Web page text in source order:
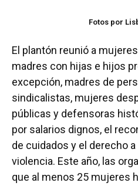
Fotos por
El plantón reunió a
madres con hijas e hijos
excepción, madres de
sindicalistas, mujeres
públicas y defensoras
por salarios dignos, el
de cuidados y el derecho
violencia. Este año, las
que al menos 25 mujeres